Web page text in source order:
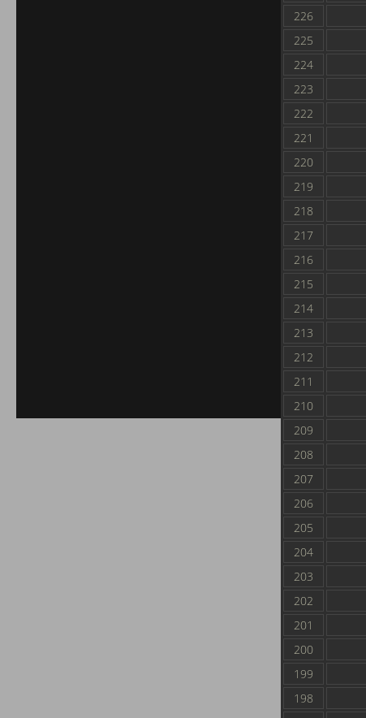
226
225
224
223
222
221
220
219
218
217
216
215
214
213
212
211
210
209
208
207
206
205
204
203
202
201
200
199
198